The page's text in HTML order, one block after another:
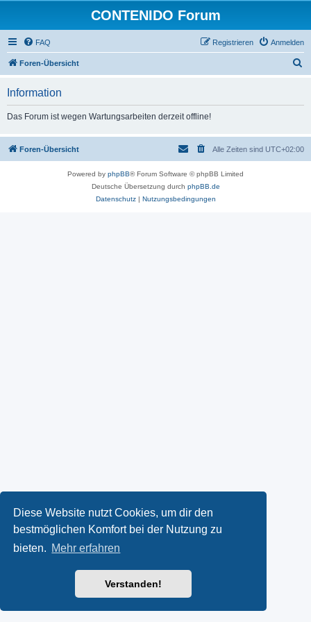
Diese Website nutzt Cookies, um dir den
bestmöglichen Komfort bei der Nutzung zu
bieten. Mehr erfahren
Verstanden!
CONTENIDO Forum
FAQ Anmelden
Registrieren
Foren-Übersicht
Information
Das Forum ist wegen Wartungsarbeiten derzeit offline!
Foren-Übersicht Alle Zeiten sind UTC+02:00
Powered by phpBB® Forum Software © phpBB Limited
Deutsche Übersetzung durch phpBB.de
Datenschutz| Nutzungsbedingungen